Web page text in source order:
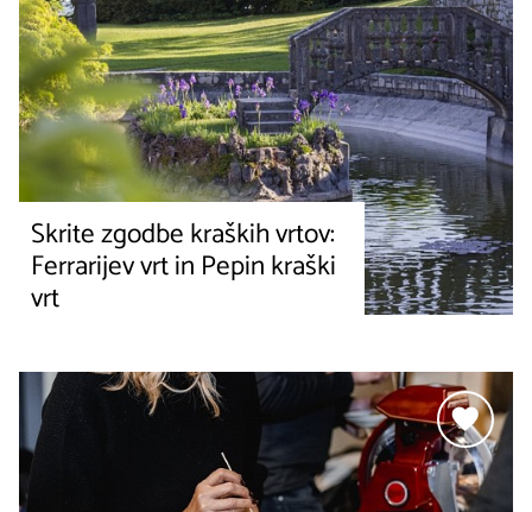
Skrite zgodbe kraških vrtov:
Ferrarijev vrt in Pepin kraški
vrt